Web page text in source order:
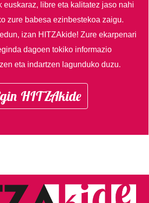
euskaraz, libre eta kalitatez jaso nahi
zure babesa ezinbestekoa zaigu.
izan HITZAkide!Zure ekarpenari
dagoen tokiko informazio
eta indartzen lagunduko duzu.
HITZAkide